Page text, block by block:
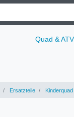
Quad & ATV
Ersatzteile